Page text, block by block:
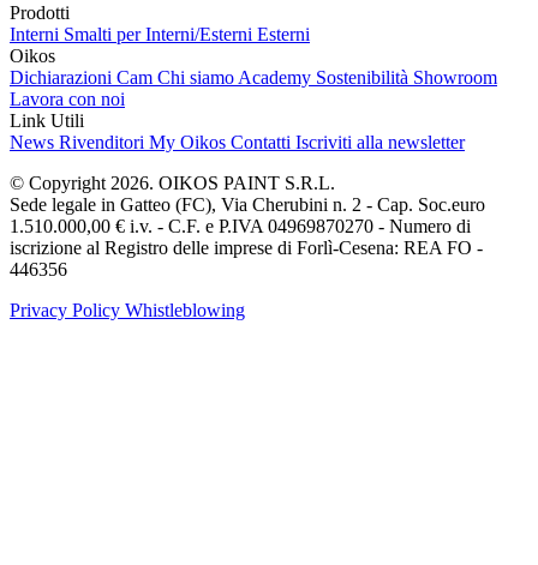
Prodotti
Interni Smalti per Interni/Esterni Esterni
Oikos
Dichiarazioni Cam Chi siamo Academy Sostenibilità Showroom
Lavora con noi
Link Utili
News Rivenditori My Oikos Contatti Iscriviti alla newsletter
© Copyright 2026. OIKOS PAINT S.R.L.
Sede legale in Gatteo (FC), Via Cherubini n. 2 - Cap. Soc.euro
1.510.000,00 € i.v. - C.F. e P.IVA 04969870270 - Numero di
iscrizione al Registro delle imprese di Forlì-Cesena: REA FO -
446356
Privacy Policy Whistleblowing